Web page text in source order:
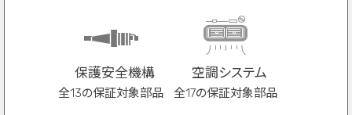
保護安全機構
全13の保証対象部品
空調システム
全17の保証対象部品